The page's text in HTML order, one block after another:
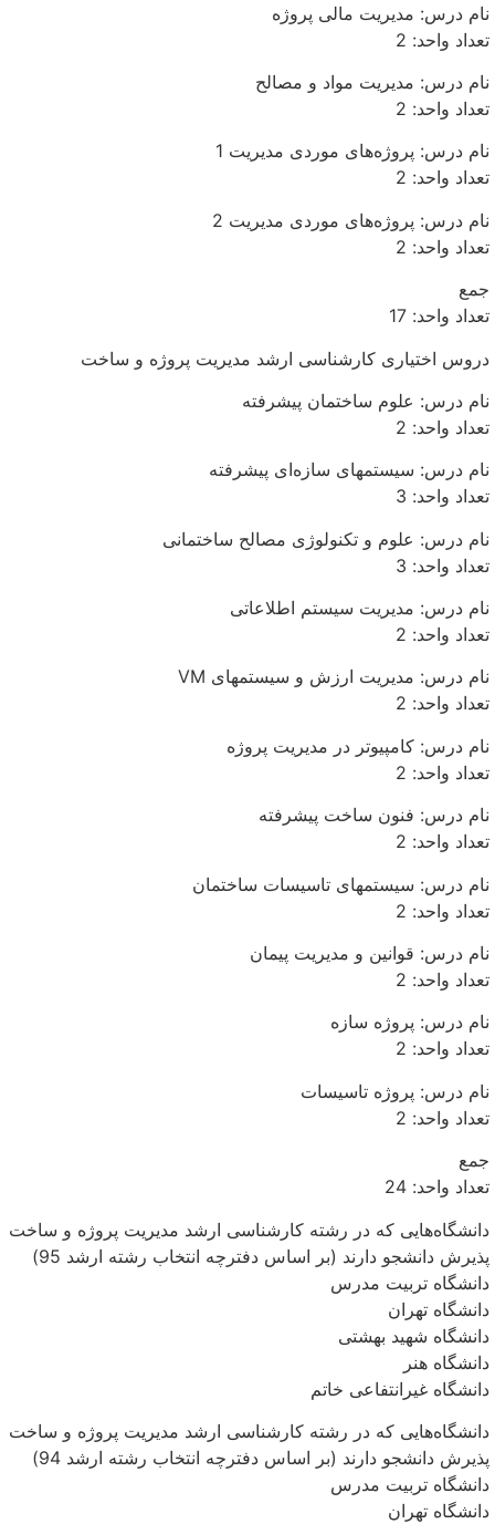
نام درس: مدیریت مالی پروژه
تعداد واحد: 2
نام درس: مدیریت مواد و مصالح
تعداد واحد: 2
نام درس: پروژه‌های موردی مدیریت 1
تعداد واحد: 2
نام درس: پروژه‌های موردی مدیریت 2
تعداد واحد: 2
جمع
تعداد واحد: 17
دروس اختیاری کارشناسی ارشد مدیریت پروژه و ساخت
نام درس: علوم ساختمان پیشرفته
تعداد واحد: 2
نام درس: سیستمهای سازه‌ای پیشرفته
تعداد واحد: 3
نام درس: علوم و تکنولوژی مصالح ساختمانی
تعداد واحد: 3
نام درس: مدیریت سیستم اطلاعاتی
تعداد واحد: 2
نام درس: مدیریت ارزش و سیستمهای VM
تعداد واحد: 2
نام درس: کامپیوتر در مدیریت پروژه
تعداد واحد: 2
نام درس: فنون ساخت پیشرفته
تعداد واحد: 2
نام درس: سیستمهای تاسیسات ساختمان
تعداد واحد: 2
نام درس: قوانین و مدیریت پیمان
تعداد واحد: 2
نام درس: پروژه سازه
تعداد واحد: 2
نام درس: پروژه تاسیسات
تعداد واحد: 2
جمع
تعداد واحد: 24
دانشگاه‌هایی که در رشته کارشناسی ارشد مدیریت پروژه و ساخت
پذیرش دانشجو دارند (بر اساس دفترچه انتخاب رشته ارشد 95)
دانشگاه تربیت مدرس
دانشگاه تهران
دانشگاه شهید بهشتی
دانشگاه هنر
دانشگاه غیرانتفاعی خاتم
دانشگاه‌هایی که در رشته کارشناسی ارشد مدیریت پروژه و ساخت
پذیرش دانشجو دارند (بر اساس دفترچه انتخاب رشته ارشد 94)
دانشگاه تربیت مدرس
دانشگاه تهران